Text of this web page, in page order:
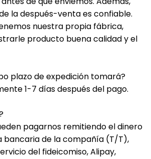
la después-venta es confiable.
nuestra propia fábrica,
producto buena calidad y el
plazo de expedición tomará?
1-7 días después del pago.
pagarnos remitiendo el dinero
bancaria de la compañía (T/T),
del fideicomiso, Alipay,